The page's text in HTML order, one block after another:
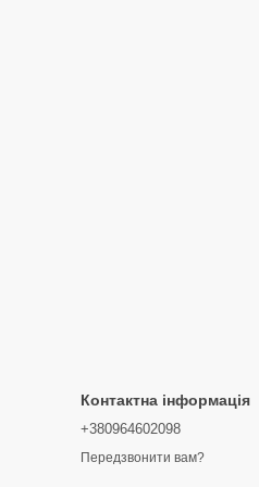
Контактна інформація
+380964602098
Передзвонити вам?